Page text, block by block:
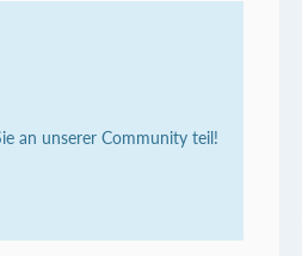
an unserer Community teil!